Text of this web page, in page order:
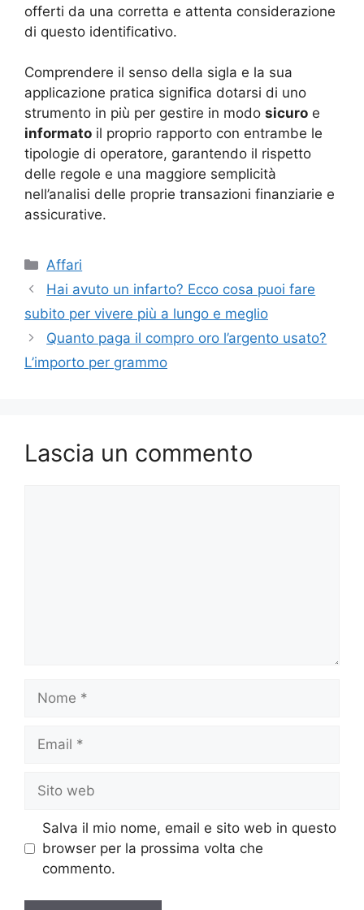
offerti da una corretta e attenta considerazione
di questo identificativo.
Comprendere il senso della sigla e la sua
applicazione pratica significa dotarsi di uno
strumento in più per gestire in modo sicuro e
informato il proprio rapporto con entrambe le
tipologie di operatore, garantendo il rispetto
delle regole e una maggiore semplicità
nell’analisi delle proprie transazioni finanziarie e
assicurative.
Categorie
Affari
Hai avuto un infarto? Ecco cosa puoi fare
subito per vivere più a lungo e meglio
Quanto paga il compro oro l’argento usato?
L’importo per grammo
Lascia un commento
Nome
Email
Sito
web
Salva il mio nome, email e sito web in questo
browser per la prossima volta che
commento.